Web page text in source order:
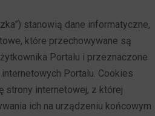
stanowią dane informatyczne,
które przechowywane są
Portalu i przeznaczone
Portalu. Cookies
strony internetowej, z której
ich na urządzeniu końcowym